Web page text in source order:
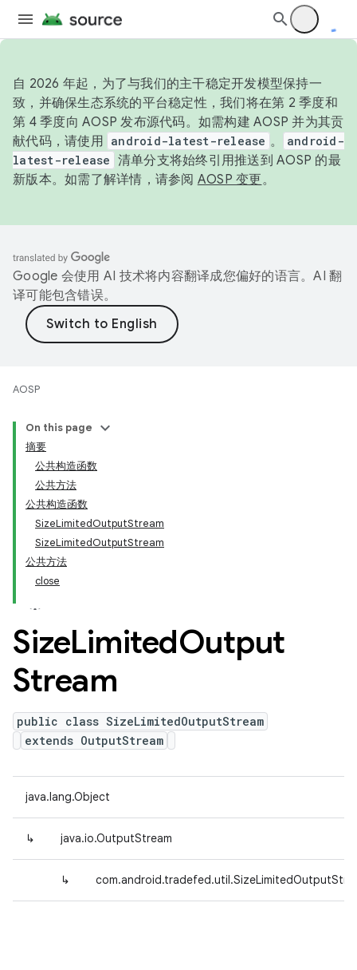
自 2026 年起，为了与我们的主干稳定开发模型保持一
致，并确保生态系统的平台稳定性，我们将在第 2 季度和
第 4 季度向 AOSP 发布源代码。如需构建 AOSP 并为其贡
献代码，请使用 android-latest-release 。
android-
latest-release 清单分支将始终引用推送到 AOSP 的最
新版本。如需了解详情，请参阅 AOSP 变更。
Google 会使用 AI 技术将内容翻译成您偏好的语言。AI 翻
译可能包含错误。
AOSP
On this page
摘要
公共构造函数
公共方法
公共构造函数
SizeLimitedOutputStream
SizeLimitedOutputStream
公共方法
close
SizeLimitedOutput
Stream
public class SizeLimitedOutputStream
extends OutputStream
java.lang.Object
↳ java.io.OutputStream
↳